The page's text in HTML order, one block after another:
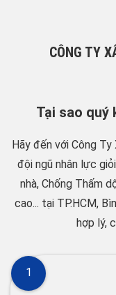
CÔNG TY
Tại sao quý
Hãy đến với Công
đội ngũ nhân lực
nhà, Chống Thấm
cao... tại TP.HCM,
hợp lý,
1